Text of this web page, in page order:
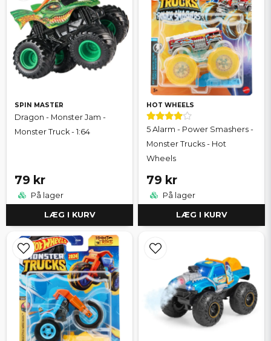
SPIN MASTER
Dragon - Monster Jam -
Monster Truck - 1:64
79 kr
På lager
LÆG I KURV
HOT WHEELS
5 Alarm - Power Smashers -
Monster Trucks - Hot
Wheels
79 kr
På lager
LÆG I KURV